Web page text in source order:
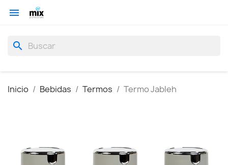

search
Inicio Bebidas Termos Termo Jableh